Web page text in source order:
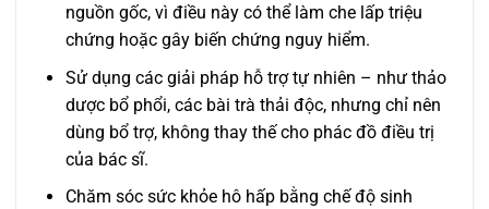
nguồn gốc, vì điều này có thể làm che lấp triệu
chứng hoặc gây biến chứng nguy hiểm.
Sử dụng các giải pháp hỗ trợ tự nhiên – như thảo
dược bổ phổi, các bài trà thải độc, nhưng chỉ nên
dùng bổ trợ, không thay thế cho phác đồ điều trị
của bác sĩ.
Chăm sóc sức khỏe hô hấp bằng chế độ sinh